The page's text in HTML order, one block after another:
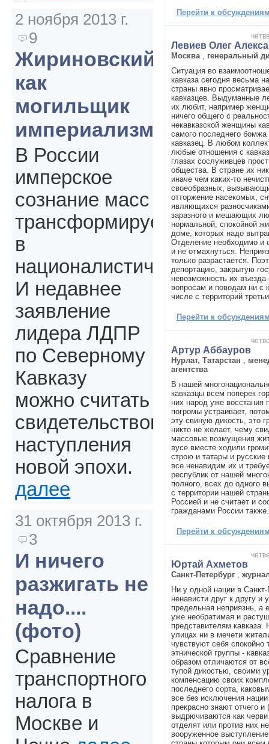
Перейти к
Левиев Олег
Москва
генеральный
Ситуация во
кавказа сегодня весьма
страны явно
кавказцев. Выдуманные
их любит, например
ничего общего с
некавказской женщины
самого последнего
кавказец. В любом
любые отношения с
глазах сослуживцев
общества. В стране их
иначе чем каких-то
своеобразных,
отторжение насекомых,
являющихся
заразного и мешающих
нормальной, спокойной
доме, которых надо
Отделение необходимо и
и не отмахнуться.
только разрастается.
депортацию, закрытую
невозможность их
вопросам и поводам ни с
числе с территорий
Перейти к
Артур Аббауров
Нурлат, Татарстан
агентства
В нашей
кавказцы всем поперек
них народ уже восстания
погромы устраивает,
эту свиную дикость, это
никто не желает, чему
массовые возмущения
вусе вместе ходили
строю и татары и
все ненавидим их и
республик от нашей
полного, всех до одного
с территории нашей
Россией и не считает и
гражданами России также.
Перейти к
Юртай Ахметов
Санкт-Петербург
Ни у одной нации в Санкт-
ненависти друг к другу и
предельная неприязнь, а
уже необратимая и
представителям кавказа.
улицах ни в мечети
чувствуют себя спокойно
этнической группы -
образом отличаются от
тупой дикостью, своими
компенсацию своих
последнего сорта,
все без исключения
прекрасно знают отчего и
выдрючиваются как
отделят или против них
вооруженное
2 ноября 2013 г.
9
Жириновский
как
могильщик
империализма
В России
имперское
сознание масс
трансформируется
в
националистическое.
И недавнее
заявление
лидера ЛДПР
по Северному
Кавказу
можно считать
свидетельством
наступления
новой эпохи.
далее
31 октября 2013 г.
3
И ничего
разжигать не
надо....
(фото)
Сравнение
транспортного
налога в
Москве и